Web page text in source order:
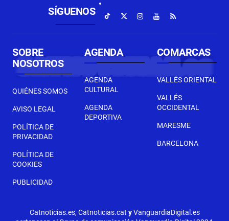
SÍGUENOS
SOBRE
NOSOTROS
QUIÉNES SOMOS
AVISO LEGAL
POLÍTICA DE
PRIVACIDAD
POLÍTICA DE
COOKIES
PUBLICIDAD
AGENDA
AGENDA
CULTURAL
AGENDA
DEPORTIVA
COMARCAS
VALLÉS ORIENTAL
VALLÉS
OCCIDENTAL
MARESME
BARCELONA
Catnoticias.es, Catnoticias.cat yVanguardiaDigital.es